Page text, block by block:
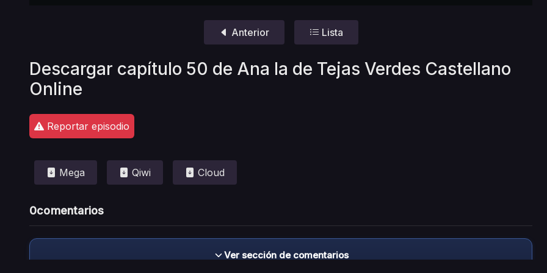
Anterior Lista
Descargar capítulo 50 de Ana la de Tejas Verdes Castellano
Online
Reportar episodio
Mega Qiwi Cloud
0comentarios
Ver sección de comentarios